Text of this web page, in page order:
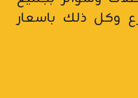
وكل ذلك باسعار